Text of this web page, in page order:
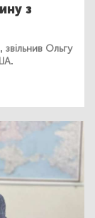
з
Ольгу